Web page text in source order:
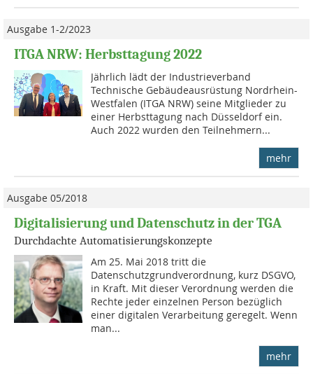
Ausgabe 1-2/2023
ITGA NRW: Herbsttagung 2022
Jährlich lädt der Industrieverband
Technische Gebäudeausrüstung Nordrhein-
Westfalen (ITGA NRW) seine Mitglieder zu
einer Herbsttagung nach Düsseldorf ein.
Auch 2022 wurden den Teilnehmern...
mehr
Ausgabe 05/2018
Digitalisierung und Datenschutz in der TGA
Durchdachte Automatisierungskonzepte
Am 25. Mai 2018 tritt die
Datenschutzgrundverordnung, kurz DSGVO,
in Kraft. Mit dieser Verordnung werden die
Rechte jeder einzelnen Person bezüglich
einer digitalen Verarbeitung geregelt. Wenn
man...
mehr